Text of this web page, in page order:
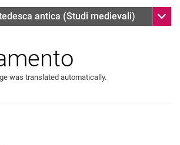
Search (opens an external link in a
antica (Studi medievali) Sub
was translated automatically.